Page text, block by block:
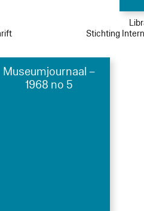
Stichting
Museumjournaal –
1968 no 5